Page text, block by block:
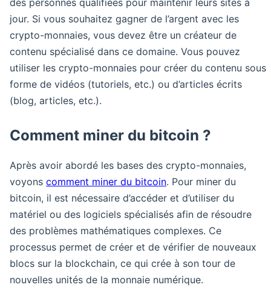
des personnes qualifiées pour maintenir leurs sites à
jour. Si vous souhaitez gagner de l’argent avec les
crypto-monnaies, vous devez être un créateur de
contenu spécialisé dans ce domaine. Vous pouvez
utiliser les crypto-monnaies pour créer du contenu sous
forme de vidéos (tutoriels, etc.) ou d’articles écrits
(blog, articles, etc.).
Comment miner du bitcoin ?
Après avoir abordé les bases des crypto-monnaies,
voyons comment miner du bitcoin. Pour miner du
bitcoin, il est nécessaire d’accéder et d’utiliser du
matériel ou des logiciels spécialisés afin de résoudre
des problèmes mathématiques complexes. Ce
processus permet de créer et de vérifier de nouveaux
blocs sur la blockchain, ce qui crée à son tour de
nouvelles unités de la monnaie numérique.